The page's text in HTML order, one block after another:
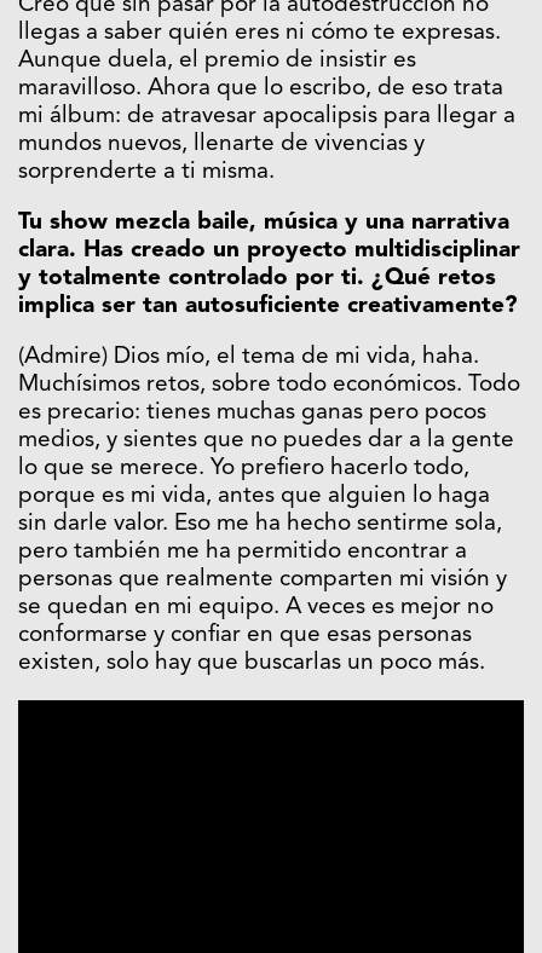
Creo que sin pasar por la autodestrucción no
llegas a saber quién eres ni cómo te expresas.
Aunque duela, el premio de insistir es
maravilloso. Ahora que lo escribo, de eso trata
mi álbum: de atravesar apocalipsis para llegar a
mundos nuevos, llenarte de vivencias y
sorprenderte a ti misma.
Tu show mezcla baile, música y una narrativa
clara. Has creado un proyecto multidisciplinar
y totalmente controlado por ti. ¿Qué retos
implica ser tan autosuficiente creativamente?
(Admire) Dios mío, el tema de mi vida, haha.
Muchísimos retos, sobre todo económicos. Todo
es precario: tienes muchas ganas pero pocos
medios, y sientes que no puedes dar a la gente
lo que se merece. Yo prefiero hacerlo todo,
porque es mi vida, antes que alguien lo haga
sin darle valor. Eso me ha hecho sentirme sola,
pero también me ha permitido encontrar a
personas que realmente comparten mi visión y
se quedan en mi equipo. A veces es mejor no
conformarse y confiar en que esas personas
existen, solo hay que buscarlas un poco más.